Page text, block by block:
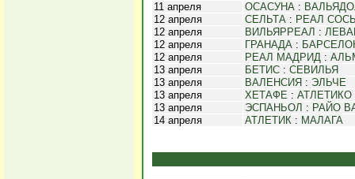
11 апреля ОСАСУНА :
12 апреля
СЕЛЬТА : РЕАЛ
12 апреля
ВИЛЬЯРРЕАЛ :
12 апреля
ГРАНАДА :
12 апреля
РЕАЛ МАДРИД :
13 апреля
БЕТИС : СЕВИЛЬЯ
13 апреля
ВАЛЕНСИЯ : ЭЛЬЧЕ
13 апреля
ХЕТАФЕ : АТЛЕТИКО
13 апреля
ЭСПАНЬОЛ : РАЙО
14 апреля
АТЛЕТИК : МАЛАГА